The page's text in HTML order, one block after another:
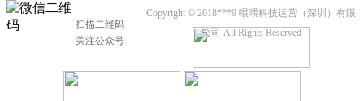
扫描二维码
关注公众号
Copyright © 2018***9 喂喂科技运营（深圳）有限
公司 All Rights Reserved